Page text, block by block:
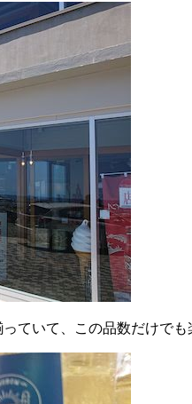
ていて、この品数だけでも